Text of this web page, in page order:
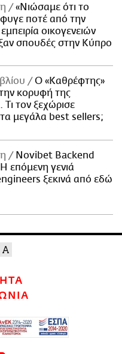
«Νιώσαμε ότι το
ποτέ από την
οικογενειών
σπουδές στην Κύπρο
Ο «Καθρέφτης»
κορυφή της
τον ξεχώρισε
μεγάλα best sellers;
Novibet Backend
επόμενη γενιά
ξεκινά από εδώ